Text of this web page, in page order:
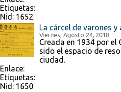
Etiquetas:
Nid: 1652
La cárcel de varones y
Viernes, Agosto 24, 2018
Creada en 1934 por el
sido el espacio de
ciudad.
Enlace:
Etiquetas:
Nid: 1650